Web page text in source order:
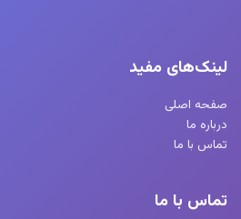
لینک‌های مفید
صفحه اصلی
درباره ما
تماس با ما
تماس با ما